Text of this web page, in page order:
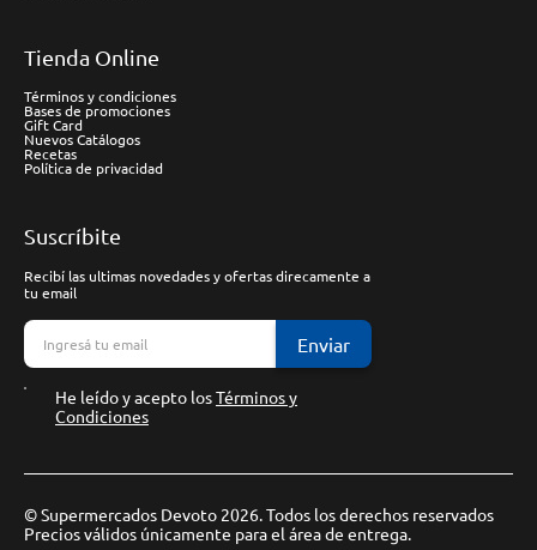
Tienda Online
Términos y condiciones
Bases de promociones
Gift Card
Nuevos Catálogos
Recetas
Política de privacidad
Suscríbite
Recibí las ultimas novedades y ofertas direcamente a
tu email
Enviar
He leído y acepto losTérminos y
Condiciones
© Supermercados Devoto 2026. Todos los derechos reservados
Precios válidos únicamente para el área de entrega.